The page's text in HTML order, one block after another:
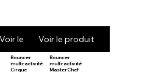
Voir le produitVoir le produit
Bouncer
multi-activité
Cirque
Bouncer
multi-activité
MasterChef